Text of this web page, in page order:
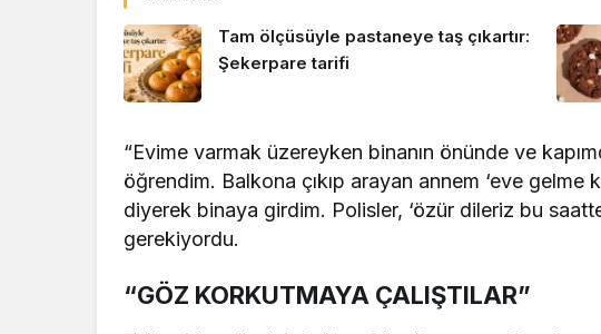
Tam ölçüsüyle pastaneye taş çıkartır:
Şekerpare tarifi
“Evime varmak üzereyken binanın önünde ve
öğrendim. Balkona çıkıp arayan annem ‘eve gelme
diyerek binaya girdim. Polisler, ‘özür dileriz bu
gerekiyordu.
“GÖZ KORKUTMAYA ÇALIŞTILAR”